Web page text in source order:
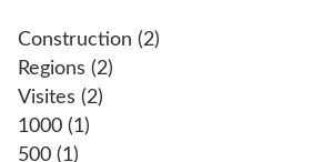
Construction (2)
Regions (2)
Visites (2)
1000 (1)
500 (1)